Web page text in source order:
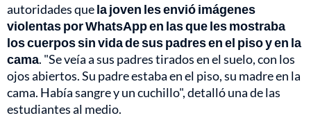
autoridades quela joven les envió imágenes
violentas por WhatsApp en las que les mostraba
los cuerpos sin vida de sus padres en el piso y en la
cama. "Se veía a sus padres tirados en el suelo, con los
ojos abiertos. Su padre estaba en el piso, su madre en la
cama. Había sangre y un cuchillo", detalló una de las
estudiantes al medio.